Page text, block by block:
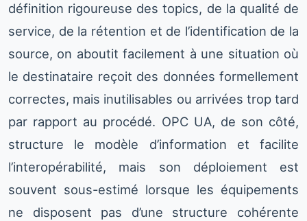
définition rigoureuse des topics, de la qualité de
service, de la rétention et de l’identification de la
source, on aboutit facilement à une situation où
le destinataire reçoit des données formellement
correctes, mais inutilisables ou arrivées trop tard
par rapport au procédé. OPC UA, de son côté,
structure le modèle d’information et facilite
l’interopérabilité, mais son déploiement est
souvent sous-estimé lorsque les équipements
ne disposent pas d’une structure cohérente